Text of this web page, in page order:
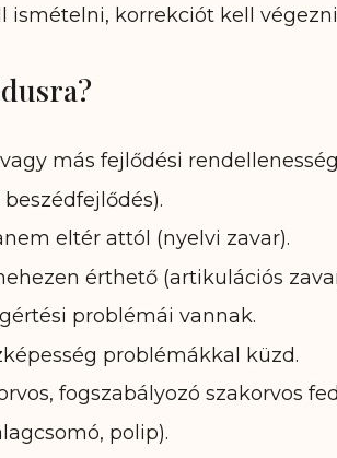
ismételni, korrekciót kell
más fejlődési
eltér attól (nyelvi zavar).
érthető (artikulációs
problémái vannak.
problémákkal küzd.
fogszabályozó szakorvos
polip).